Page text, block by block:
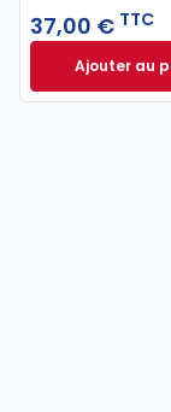
37,00 € TTC
Ajouter au